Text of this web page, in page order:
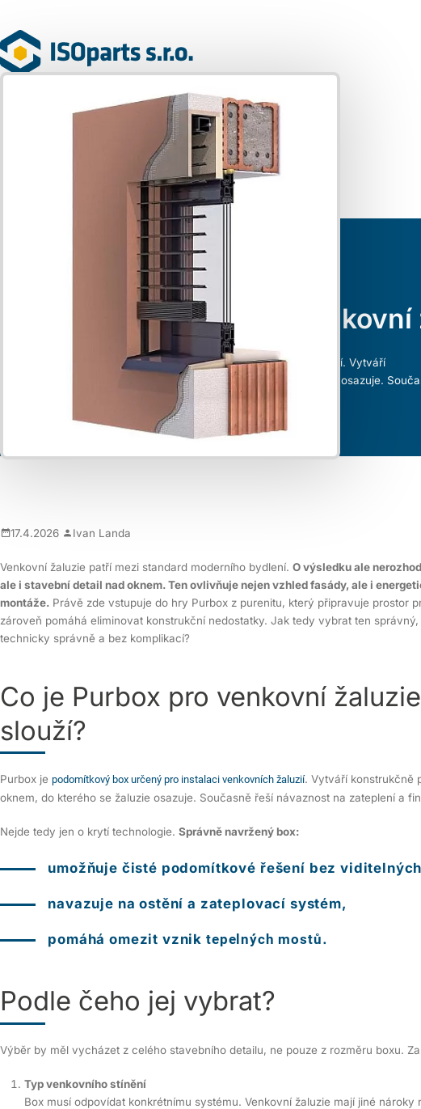
Jak vybrat Purbox pro venkovní žaluzie?
Jak vybrat Purbox pro
Purbox je podomítkový box určený pro instalaci venkovních žaluzií. Vytváří
konstrukčně připravený prostor nad oknem, do kterého se žaluzie osazuje.
řeší návaznost na zateplení a finální povrch fasády.
17.4.2026 Ivan Landa
Venkovní žaluzie patří mezi standard moderního bydlení. O výsledku ale
ale i stavební detail nad oknem. Ten ovlivňuje nejen vzhled fasády, ale i
montáže. Právě zde vstupuje do hry Purbox z purenitu, který připravuje prostor
zároveň pomáhá eliminovat konstrukční nedostatky. Jak tedy vybrat ten
technicky správně a bez komplikací?
Co je Purbox pro venkovní
slouží?
Purbox je podomítkový box určený pro instalaci venkovních žaluzií. Vytváří konstrukčně
oknem, do kterého se žaluzie osazuje. Současně řeší návaznost na zateplení a
Nejde tedy jen o krytí technologie. Správně navržený box:
umožňuje čisté podomítkové řešení bez
navazuje na ostění a zateplovací systém,
pomáhá omezit vznik tepelných mostů.
Podle čeho jej vybrat?
Výběr by měl vycházet z celého stavebního detailu, ne pouze z rozměru boxu.
Typ venkovního stínění
Box musí odpovídat konkrétnímu systému. Venkovní žaluzie mají jiné nároky